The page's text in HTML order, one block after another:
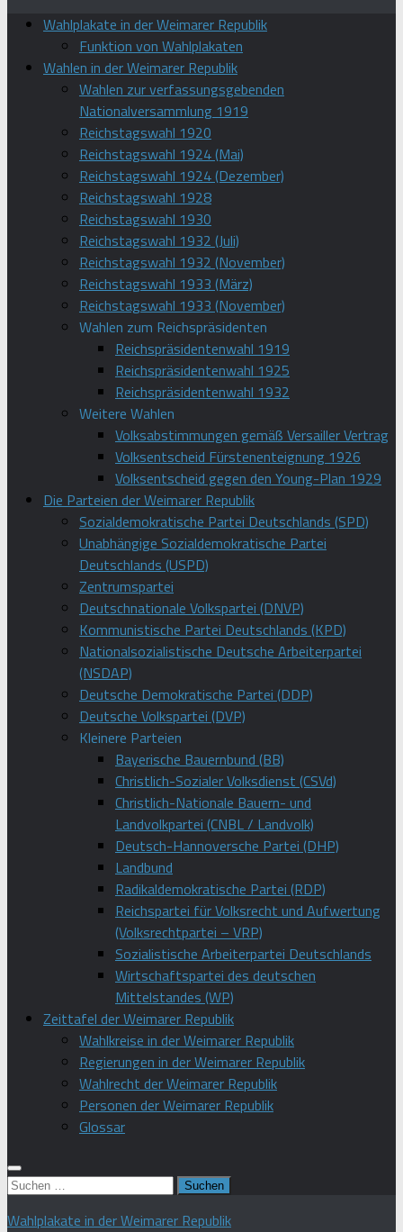
Wahlplakate in der Weimarer Republik
Funktion von Wahlplakaten
Wahlen in der Weimarer Republik
Wahlen zur verfassungsgebenden
Nationalversammlung 1919
Reichstagswahl 1920
Reichstagswahl 1924 (Mai)
Reichstagswahl 1924 (Dezember)
Reichstagswahl 1928
Reichstagswahl 1930
Reichstagswahl 1932 (Juli)
Reichstagswahl 1932 (November)
Reichstagswahl 1933 (März)
Reichstagswahl 1933 (November)
Wahlen zum Reichspräsidenten
Reichspräsidentenwahl 1919
Reichspräsidentenwahl 1925
Reichspräsidentenwahl 1932
Weitere Wahlen
Volksabstimmungen gemäß Versailler Vertrag
Volksentscheid Fürstenenteignung 1926
Volksentscheid gegen den Young-Plan 1929
Die Parteien der Weimarer Republik
Sozialdemokratische Partei Deutschlands (SPD)
Unabhängige Sozialdemokratische Partei
Deutschlands (USPD)
Zentrumspartei
Deutschnationale Volkspartei (DNVP)
Kommunistische Partei Deutschlands (KPD)
Nationalsozialistische Deutsche Arbeiterpartei
(NSDAP)
Deutsche Demokratische Partei (DDP)
Deutsche Volkspartei (DVP)
Kleinere Parteien
Bayerische Bauernbund (BB)
Christlich-Sozialer Volksdienst (CSVd)
Christlich-Nationale Bauern- und
Landvolkpartei (CNBL / Landvolk)
Deutsch-Hannoversche Partei (DHP)
Landbund
Radikaldemokratische Partei (RDP)
Reichspartei für Volksrecht und Aufwertung
(Volksrechtpartei – VRP)
Sozialistische Arbeiterpartei Deutschlands
Wirtschaftspartei des deutschen
Mittelstandes (WP)
Zeittafel der Weimarer Republik
Wahlkreise in der Weimarer Republik
Regierungen in der Weimarer Republik
Wahlrecht der Weimarer Republik
Personen der Weimarer Republik
Glossar
Suchen
Wahlplakate in der Weimarer Republik